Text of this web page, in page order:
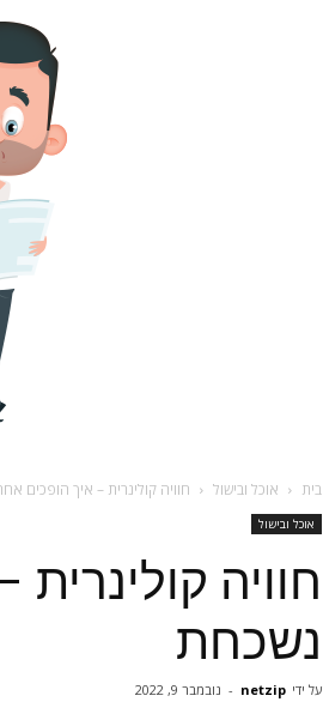
בית אוכל ובישול חוויה קולינרית – איך הופכים
אוכל ובישול
חוויה
נשכחת
על ידי netzip
- נובמבר 9, 2022